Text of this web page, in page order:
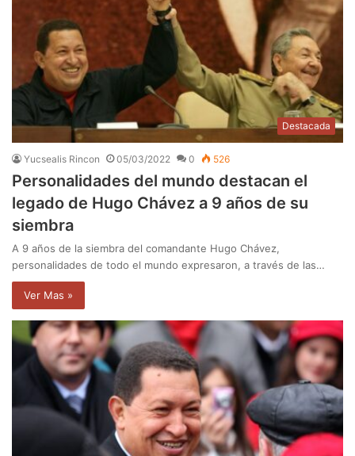
Destacada
Yucsealis Rincon 05/03/2022 0 526
Personalidades del mundo destacan el
legado de Hugo Chávez a 9 años de su
siembra
A 9 años de la siembra del comandante Hugo Chávez,
personalidades de todo el mundo expresaron, a través de las…
Ver Mas »